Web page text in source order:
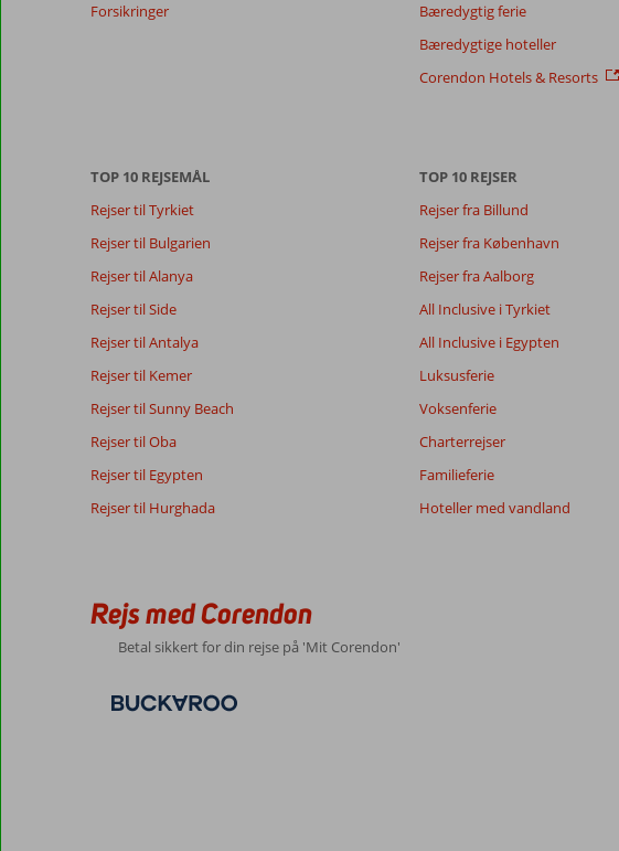
viste
Totalscore
33
anmeldelser
7,8 Maden
6,6
Værelserne
6,6
Wifi-kvalitet 7,8
gæsters
anmeldelser
Filtrer rejseselskab
8,0
,
16 maj 2026
by
for
shopping
og
med
beværtninger
Beliggenhed
Værelserne 7
Wifi-kvalitet
8
Forsikringer
Bæredygtig ferie
Bæredygtige hoteller
Corendon Hotels & Resorts
TOP 10 REJSEMÅL
Rejser til Tyrkiet
Rejser til Bulgarien
Rejser til Alanya
Rejser til Side
Rejser til Antalya
Rejser til Kemer
Rejser til Sunny Beach
Rejser til Oba
Rejser til Egypten
Rejser til Hurghada
TOP 10 REJSER
Rejser fra Billund
Rejser fra København
Rejser fra Aalborg
All Inclusive i Tyrkiet
All Inclusive i Egypten
Luksusferie
Voksenferie
Charterrejser
Familieferie
Hoteller med vandland
Rejs med Corendon
Betal sikkert for din rejse på 'Mit Corendon'